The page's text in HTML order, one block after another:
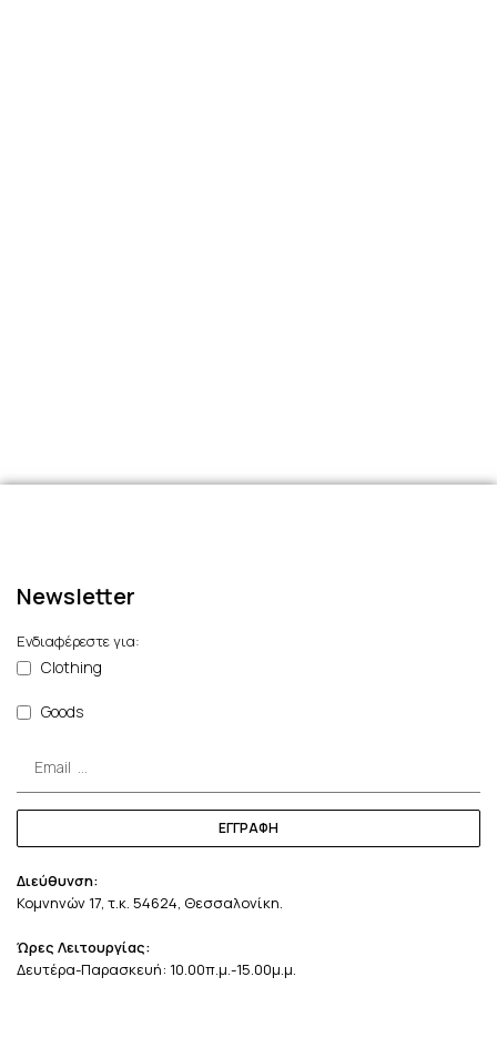
Newsletter
Ενδιαφέρεστε για:
Clothing
Goods
ΕΓΓΡΑΦΗ
Διεύθυνση:
Κομνηνών 17, τ.κ. 54624, Θεσσαλονίκη.
Ώρες Λειτουργίας:
Δευτέρα-Παρασκευή: 10.00π.μ.-15.00μ.μ.